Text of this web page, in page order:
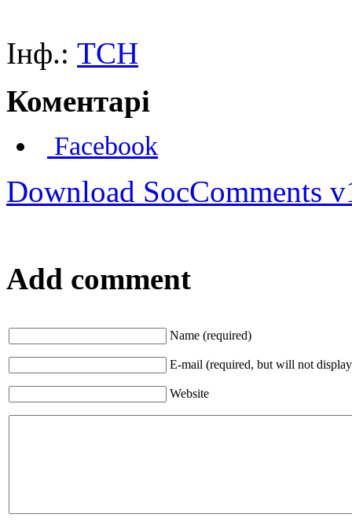
Інф.: ТСН
Коментарі
Facebook
Download SocComments
Add comment
Name (required)
E-mail (required, but will not
Website